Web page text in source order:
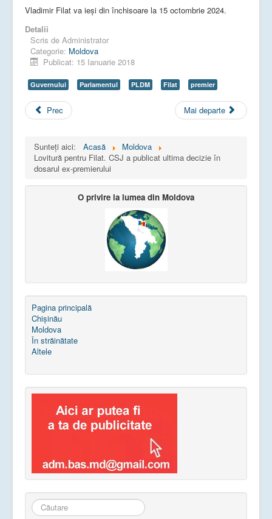
Vladimir Filat va ieși din închisoare la 15 octombrie 2024.
Detalii
Scris de Administrator
Categorie: Moldova
Publicat: 15 Ianuarie 2018
Guvernului Parlamentul PLDM Filat premier
Prec Mai departe
Sunteți aici: Acasă
Moldova
Lovitură pentru Filat. CSJ a publicat ultima decizie în
dosarul ex-premierului
O privire la lumea din Moldova
Pagina principală
Chișinău
Moldova
În străinătate
Altele
Căutare
...